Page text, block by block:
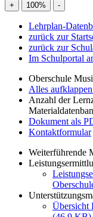
+ 100% -
Lehrplan-
zurück zur
zurück zur
Im Schulportal
Oberschule
Alles aufklappen
Anzahl der
Dokument als
Kontaktformular
Weiterführende
Übersicht